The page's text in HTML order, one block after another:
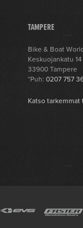
TAMPERE
Bike & Boat
Keskuojankatu 14
33900 Tampere
*Puh:0207 757
Katso tarkemmat